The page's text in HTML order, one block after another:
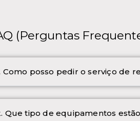
(Perguntas
Como posso pedir o serviço de
Que tipo de equipamentos